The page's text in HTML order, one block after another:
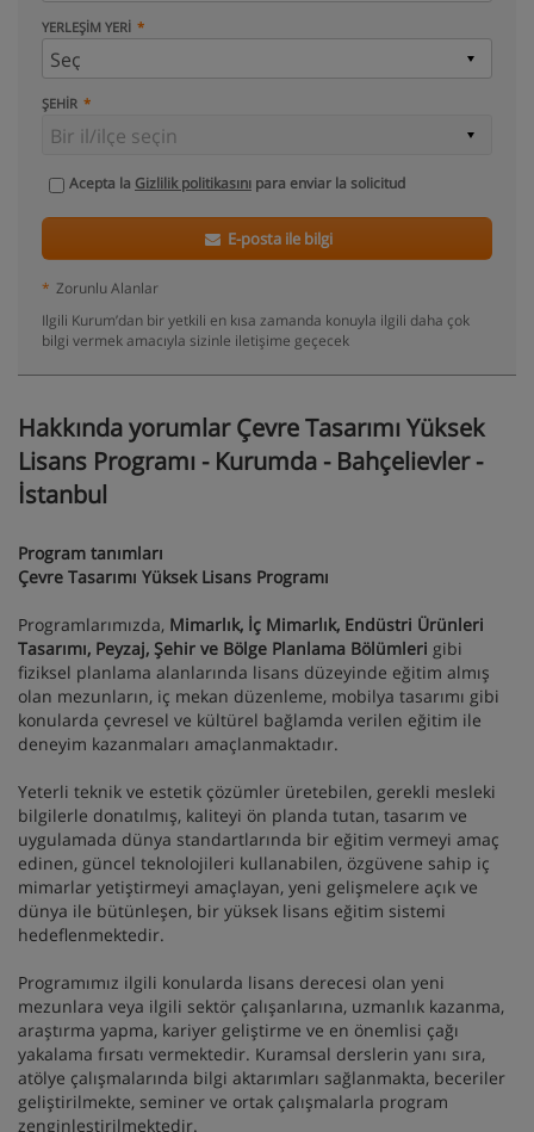
YERLEŞIM YERI
ŞEHIR
Acepta la Gizlilik politikasını para enviar la solicitud
E-posta ile bilgi
* Zorunlu Alanlar
Ilgili Kurum’dan bir yetkili en kısa zamanda konuyla ilgili daha çok
bilgi vermek amacıyla sizinle iletişime geçecek
Hakkında yorumlar Çevre Tasarımı Yüksek
Lisans Programı - Kurumda - Bahçelievler -
İstanbul
Program tanımları
Çevre Tasarımı Yüksek Lisans Programı
Programlarımızda, Mimarlık, İç Mimarlık, Endüstri Ürünleri
Tasarımı, Peyzaj, Şehir ve Bölge Planlama Bölümleri gibi
fiziksel planlama alanlarında lisans düzeyinde eğitim almış
olan mezunların, iç mekan düzenleme, mobilya tasarımı gibi
konularda çevresel ve kültürel bağlamda verilen eğitim ile
deneyim kazanmaları amaçlanmaktadır.
Yeterli teknik ve estetik çözümler üretebilen, gerekli mesleki
bilgilerle donatılmış, kaliteyi ön planda tutan, tasarım ve
uygulamada dünya standartlarında bir eğitim vermeyi amaç
edinen, güncel teknolojileri kullanabilen, özgüvene sahip iç
mimarlar yetiştirmeyi amaçlayan, yeni gelişmelere açık ve
dünya ile bütünleşen, bir yüksek lisans eğitim sistemi
hedeflenmektedir.
Programımız ilgili konularda lisans derecesi olan yeni
mezunlara veya ilgili sektör çalışanlarına, uzmanlık kazanma,
araştırma yapma, kariyer geliştirme ve en önemlisi çağı
yakalama fırsatı vermektedir. Kuramsal derslerin yanı sıra,
atölye çalışmalarında bilgi aktarımları sağlanmakta, beceriler
geliştirilmekte, seminer ve ortak çalışmalarla program
zenginleştirilmektedir.